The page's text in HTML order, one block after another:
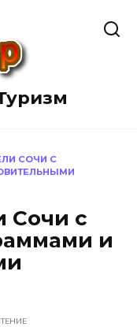
СОЧИ С
Сочи с
и